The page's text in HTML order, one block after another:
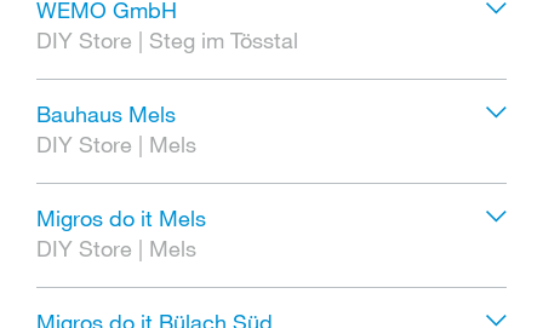
WEMO GmbH
DIY Store | Steg im Tösstal
Bauhaus Mels
DIY Store | Mels
Migros do it Mels
DIY Store | Mels
Migros do it Bülach Süd